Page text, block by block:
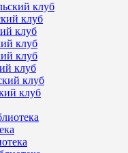
клуб
клуб
клуб
клуб
клуб
клуб
клуб
клуб